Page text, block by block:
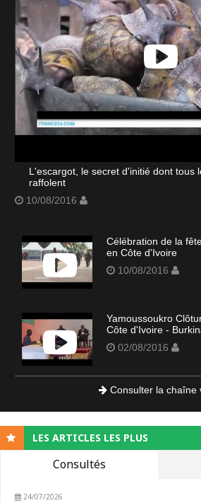
L'escargot, le secret d'initié dont tous
raffolent
10/08/2016
Célébration de la
en Côte d'Ivoire
10/08/2016
Yamoussoukro
Côte d'Ivoire -
02/08/2016
Consulter la chaîne
LES ARTICLES LES PLUS
Consultés
24/07/2026